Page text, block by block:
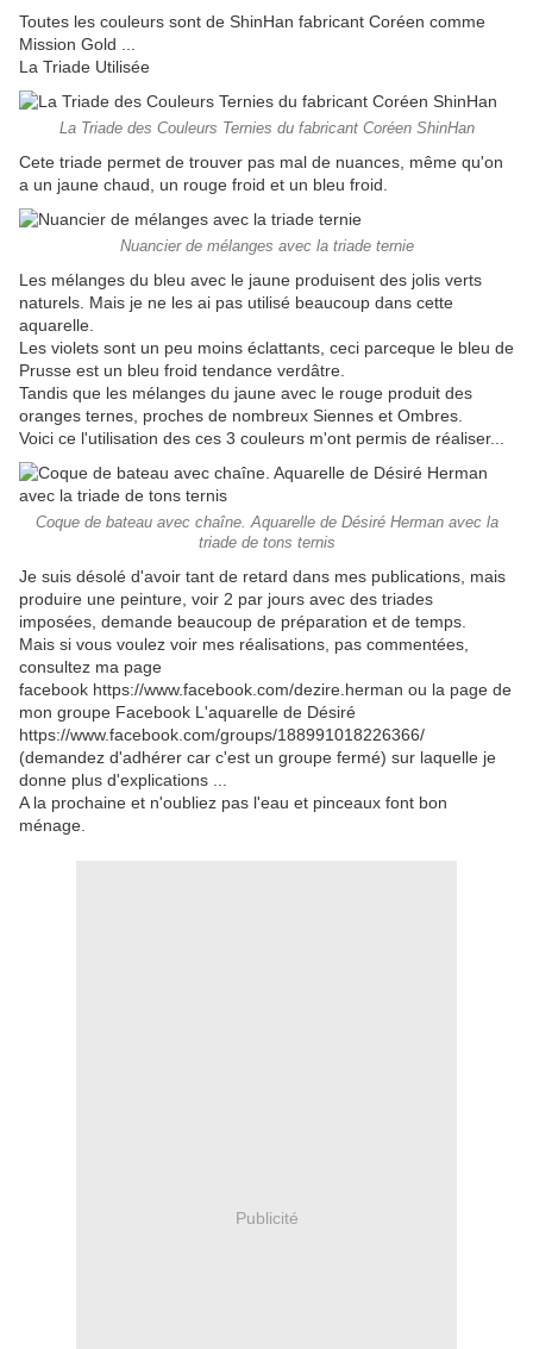
Toutes les couleurs sont de ShinHan fabricant Coréen comme
Mission Gold ...
La Triade Utilisée
La Triade des Couleurs Ternies du fabricant Coréen ShinHan
Cete triade permet de trouver pas mal de nuances, même qu'on
a un jaune chaud, un rouge froid et un bleu froid.
Nuancier de mélanges avec la triade ternie
Les mélanges du bleu avec le jaune produisent des jolis verts
naturels. Mais je ne les ai pas utilisé beaucoup dans cette
aquarelle.
Les violets sont un peu moins éclattants, ceci parceque le bleu de
Prusse est un bleu froid tendance verdâtre.
Tandis que les mélanges du jaune avec le rouge produit des
oranges ternes, proches de nombreux Siennes et Ombres.
Voici ce l'utilisation des ces 3 couleurs m'ont permis de réaliser...
Coque de bateau avec chaîne. Aquarelle de Désiré Herman avec la
triade de tons ternis
Je suis désolé d'avoir tant de retard dans mes publications, mais
produire une peinture, voir 2 par jours avec des triades
imposées, demande beaucoup de préparation et de temps.
Mais si vous voulez voir mes réalisations, pas commentées,
consultez ma page
facebook https://www.facebook.com/dezire.herman ou la page de
mon groupe Facebook L'aquarelle de Désiré
https://www.facebook.com/groups/188991018226366/
(demandez d'adhérer car c'est un groupe fermé) sur laquelle je
donne plus d'explications ...
A la prochaine et n'oubliez pas l'eau et pinceaux font bon
ménage.
Publicité